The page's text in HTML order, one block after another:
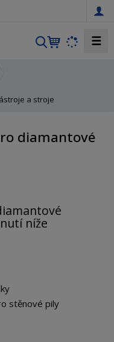
V
e
t
☰
a stroje
diamantové
níže
stěnové pily